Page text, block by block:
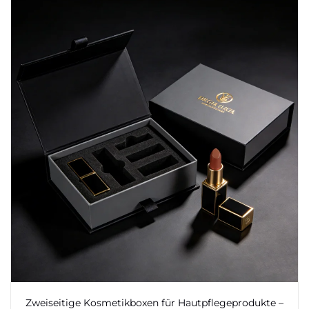
Zweiseitige Kosmetikboxen für Hautpflegeprodukte –